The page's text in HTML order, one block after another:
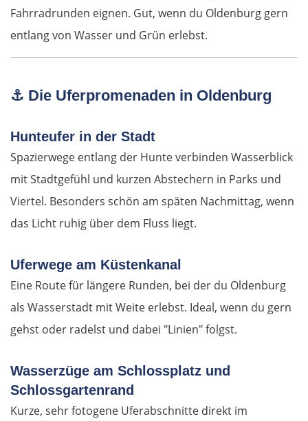
Fahrradrunden eignen. Gut, wenn du Oldenburg gern
entlang von Wasser und Grün erlebst.
⚓ Die Uferpromenaden in Oldenburg
Hunteufer in der Stadt
Spazierwege entlang der Hunte verbinden Wasserblick
mit Stadtgefühl und kurzen Abstechern in Parks und
Viertel. Besonders schön am späten Nachmittag, wenn
das Licht ruhig über dem Fluss liegt.
Uferwege am Küstenkanal
Eine Route für längere Runden, bei der du Oldenburg
als Wasserstadt mit Weite erlebst. Ideal, wenn du gern
gehst oder radelst und dabei "Linien" folgst.
Wasserzüge am Schlossplatz und
Schlossgartenrand
Kurze, sehr fotogene Uferabschnitte direkt im
Novo mesto
Ljubljana
Italien
Padua
Ferrara
Forlì